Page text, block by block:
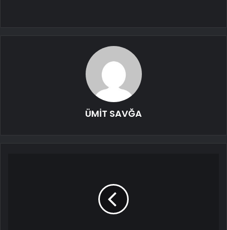
ÜMİT SAVĞA